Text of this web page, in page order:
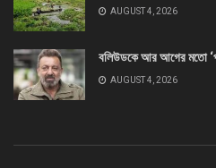
AUGUST 4, 2026
বলিউডকে আর আগের মতো
AUGUST 4, 2026